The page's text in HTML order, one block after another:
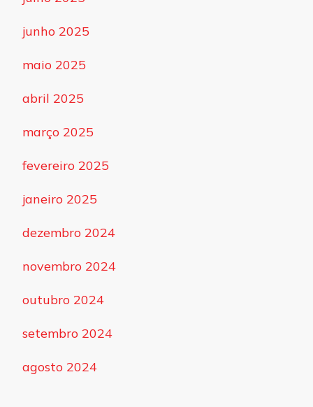
junho 2025
maio 2025
abril 2025
março 2025
fevereiro 2025
janeiro 2025
dezembro 2024
novembro 2024
outubro 2024
setembro 2024
agosto 2024